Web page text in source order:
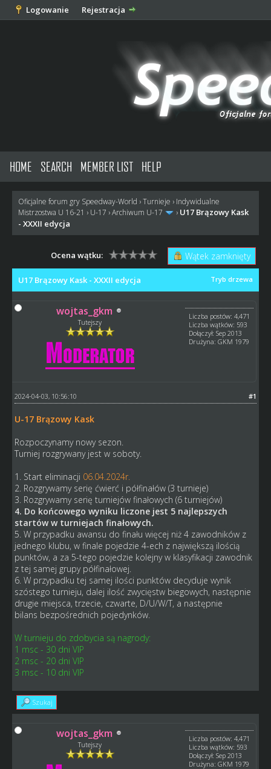
Logowanie Rejestracja
HOME SEARCH MEMBER LIST HELP
Oficjalne forum gry Speedway-World ›Turnieje › Indywidualne
Mistrzostwa U 16-21 › U-17 ›Archiwum U-17 › U17 Brązowy Kask
- XXXII edycja
Wątek zamknięty
Ocena wątku:
Tryb drzewa
U17 Brązowy Kask - XXXII edycja
wojtas_gkm
Tutejszy
Liczba postów: 4,471
Liczba wątków: 593
Dołączył: Sep 2013
Drużyna: GKM 1979
#1
2024-04-03, 10:56:10
U-17 Brązowy Kask
Rozpoczynamy nowy sezon.
Turniej rozgrywany jest w soboty.
1. Start eliminacji 06.04.2024r.
2. Rozgrywamy serię ćwierć i półfinałów (3 turnieje)
3. Rozgrywamy serię turniejów finałowych (6 turniejów)
4. Do końcowego wyniku liczone jest 5 najlepszych
startów w turniejach finałowych.
5. W przypadku awansu do finału więcej niż 4 zawodników z
jednego klubu, w finale pojedzie 4-ech z największą ilością
punktów, a za 5-tego pojedzie kolejny w klasyfikacji zawodnik
z tej samej grupy półfinałowej.
6. W przypadku tej samej ilości punktów decyduje wynik
szóstego turnieju, dalej ilość zwycięstw biegowych, następnie
drugie miejsca, trzecie, czwarte, D/U/W/T, a następnie
bilans bezpośrednich pojedynków.
W turnieju do zdobycia są nagrody:
1 msc - 30 dni VIP
2 msc - 20 dni VIP
3 msc - 10 dni VIP
Szukaj
wojtas_gkm
Tutejszy
Liczba postów: 4,471
Liczba wątków: 593
Dołączył: Sep 2013
Drużyna: GKM 1979